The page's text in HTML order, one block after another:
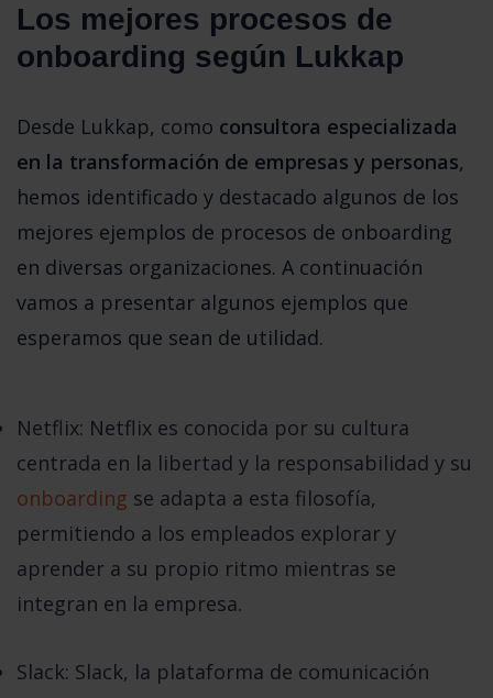
Los mejores procesos de
onboarding según Lukkap
Desde Lukkap, como consultora especializada
en la transformación de empresas y personas,
hemos identificado y destacado algunos de los
mejores ejemplos de procesos de onboarding
en diversas organizaciones. A continuación
vamos a presentar algunos ejemplos que
esperamos que sean de utilidad.
Netflix: Netflix es conocida por su cultura
centrada en la libertad y la responsabilidad y su
onboarding se adapta a esta filosofía,
permitiendo a los empleados explorar y
aprender a su propio ritmo mientras se
integran en la empresa.
Slack: Slack, la plataforma de comunicación